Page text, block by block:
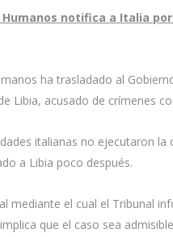
Humanos notifica a Italia
ha trasladado al
Libia, acusado de crímenes
italianas no ejecutaron
a Libia poco después.
mediante el cual el Tribunal
que el caso sea